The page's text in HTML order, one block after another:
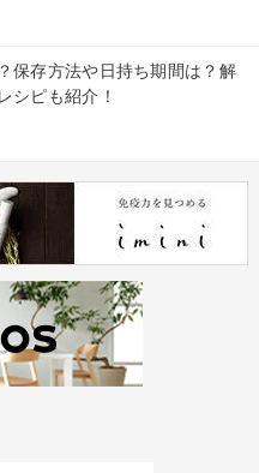
保存方法や日持ち期間は？解
シピも紹介！